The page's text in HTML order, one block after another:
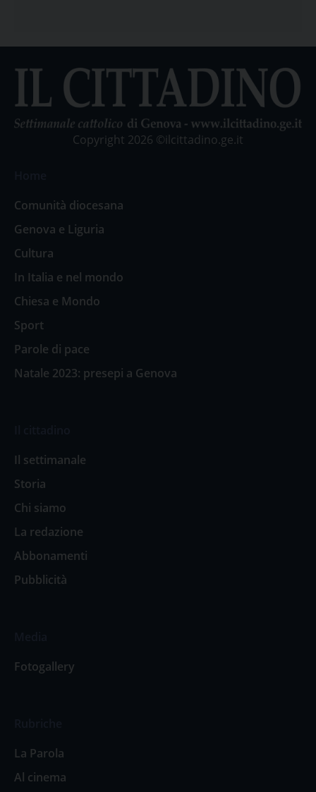
Copyright 2026 ©ilcittadino.ge.it
Comunità diocesana
Genova e Liguria
Cultura
In Italia e nel mondo
Chiesa e Mondo
Sport
Parole di pace
Natale 2023: presepi a Genova
Il settimanale
Storia
Chi siamo
La redazione
Abbonamenti
Pubblicità
Fotogallery
La Parola
Al cinema